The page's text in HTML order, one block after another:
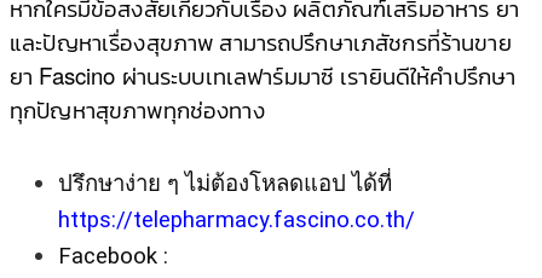
หากใครมีข้อสงสัยเกี่ยวกับเรื่อง ผลิตภัณฑ์เสริมอาหาร ยา
และปัญหาเรื่องสุขภาพ สามารถปรึกษาเภสัชกรที่ร้านขาย
ยา Fascino ผ่านระบบเทเลฟาร์มมาซี เรายินดีให้คําปรึกษา
ทุกปัญหาสุขภาพทุกช่องทาง
https://telepharmacy.fascino.co.th/